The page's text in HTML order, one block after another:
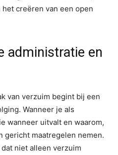
creëren van een open
administratie en
van verzuim begint bij een
Wanneer je als
wanneer uitvalt en waarom,
gericht maatregelen nemen.
niet alleen verzuim